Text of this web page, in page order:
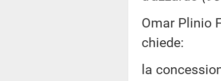
Omar Plinio
chiede:
la